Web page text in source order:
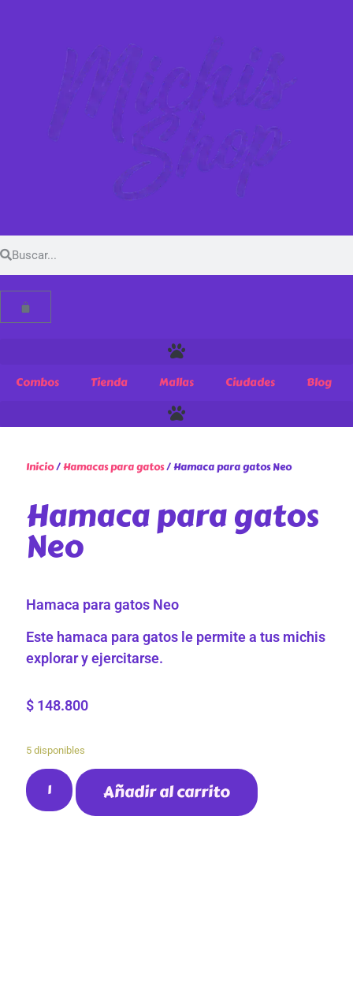
Combos Tienda Mallas Ciudades Blog
Inicio/Hamacas para gatos/ Hamaca para gatos Neo
Hamaca para gatos
Neo
Hamaca para gatos Neo
Este hamaca para gatos le permite a tus michis
explorar y ejercitarse.
$ 148.800
5 disponibles
Añadir al carrito